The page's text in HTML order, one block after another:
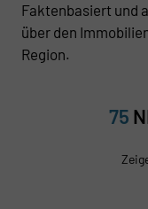
Faktenbasiert und
über den
Region.
75